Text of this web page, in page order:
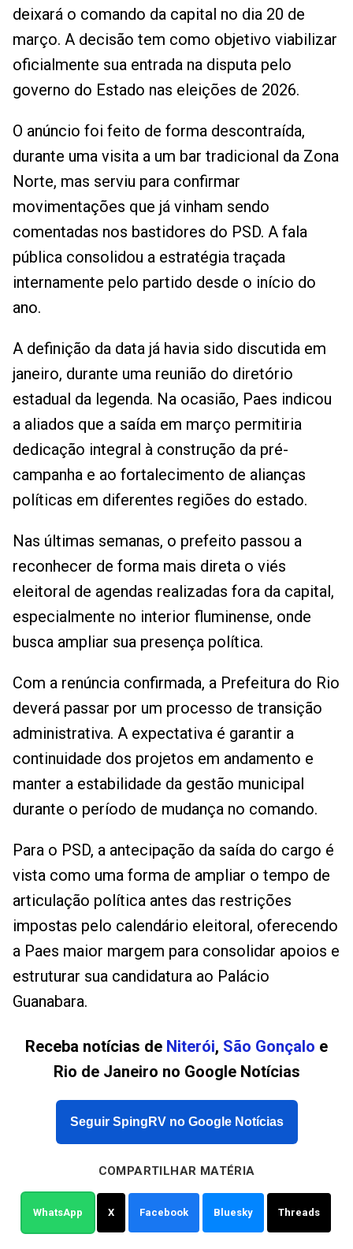
deixará o comando da capital no dia 20 de
março. A decisão tem como objetivo viabilizar
oficialmente sua entrada na disputa pelo
governo do Estado nas eleições de 2026.
O anúncio foi feito de forma descontraída,
durante uma visita a um bar tradicional da Zona
Norte, mas serviu para confirmar
movimentações que já vinham sendo
comentadas nos bastidores do PSD. A fala
pública consolidou a estratégia traçada
internamente pelo partido desde o início do
ano.
A definição da data já havia sido discutida em
janeiro, durante uma reunião do diretório
estadual da legenda. Na ocasião, Paes indicou
a aliados que a saída em março permitiria
dedicação integral à construção da pré-
campanha e ao fortalecimento de alianças
políticas em diferentes regiões do estado.
Nas últimas semanas, o prefeito passou a
reconhecer de forma mais direta o viés
eleitoral de agendas realizadas fora da capital,
especialmente no interior fluminense, onde
busca ampliar sua presença política.
Com a renúncia confirmada, a Prefeitura do Rio
deverá passar por um processo de transição
administrativa. A expectativa é garantir a
continuidade dos projetos em andamento e
manter a estabilidade da gestão municipal
durante o período de mudança no comando.
Para o PSD, a antecipação da saída do cargo é
vista como uma forma de ampliar o tempo de
articulação política antes das restrições
impostas pelo calendário eleitoral, oferecendo
a Paes maior margem para consolidar apoios e
estruturar sua candidatura ao Palácio
Guanabara.
Receba notícias de Niterói, São Gonçalo e
Rio de Janeiro no Google Notícias
Seguir SpingRV no Google Notícias
COMPARTILHAR MATÉRIA
WhatsApp X Facebook Bluesky Threads